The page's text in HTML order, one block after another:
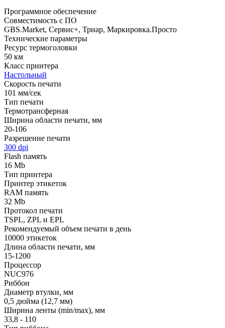
Программное обеспечение
Совместимость с ПО
GBS.Market, Сервис+, Триар, Маркировка.Просто
Технические параметры
Ресурс термоголовки
50 км
Класс принтера
Настольный
Скорость печати
101 мм/сек
Тип печати
Термотрансферная
Ширина области печати, мм
20-106
Разрешение печати
300 dpi
Flash память
16 Mb
Тип принтера
Принтер этикеток
RAM память
32 Mb
Протокол печати
TSPL, ZPL и EPL
Рекомендуемый объем печати в день
10000 этикеток
Длина области печати, мм
15-1200
Процессор
NUC976
Риббон
Диаметр втулки, мм
0,5 дюйма (12,7 мм)
Ширина ленты (min/max), мм
33,8 - 110